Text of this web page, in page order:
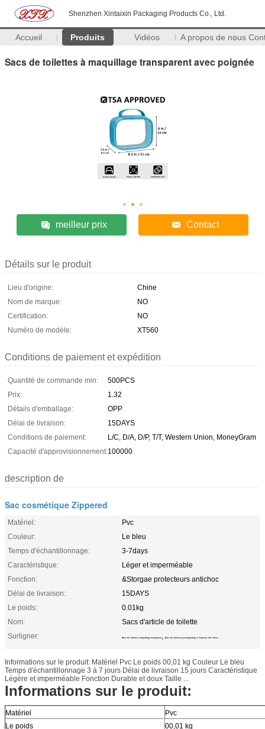
Shenzhen Xintaixin Packaging Products Co., Ltd.
Accueil Produits Vidéos A propos de nous
Sacs de toilettes à maquillage transparent avec poignée
meilleur prix Contact
Détails sur le produit
Lieu d'origine:
Chine
Nom de marque:
NO
Certification:
NO
Numéro de modèle:
XT560
Conditions de paiement et expédition
Quantité de commande min:
500PCS
Prix:
1.32
Détails d'emballage:
OPP
Délai de livraison:
15DAYS
Conditions de paiement:
L/C, D/A, D/P, T/T, Western Union, MoneyGram
Capacité d'approvisionnement:100000
description de
Sac cosmétique Zippered
Matériel:
Pvc
Couleur:
Le bleu
Temps d'échantillonnage:
3-7days
Caractéristique:
Léger et imperméable
Fonction:
&Storgae protecteurs antichoc
Délai de livraison:
15DAYS
Le poids:
0.01kg
Nom:
Sacs d'article de toilette
Surligner:
Sacs de toilettes à maquillage transparent , Sacs de toilettes pour maquillage à l'épreuve des chocs
Informations sur le produit: Matériel Pvc Le poids 00,01 kg Couleur Le bleu
Temps d'échantillonnage 3 à 7 jours Délai de livraison 15 jours Caractéristique
Légère et imperméable Fonction Durable et doux Taille ...
Informations sur le produit:
Matériel
Pvc
Le poids
00,01 kg